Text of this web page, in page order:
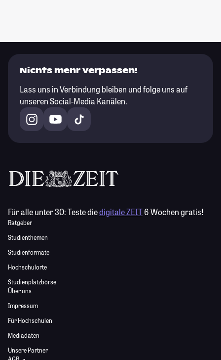
Nichts mehr verpassen!
Lass uns in Verbindung bleiben und folge uns auf
unseren Social-Media Kanälen.
Für alle unter 30:Teste diedigitale ZEIT6 Wochen gratis!
Ratgeber
Studienthemen
Studienformate
Hochschulorte
Studienplatzbörse
Über uns
Impressum
Für Hochschulen
Mediadaten
Unsere Partner